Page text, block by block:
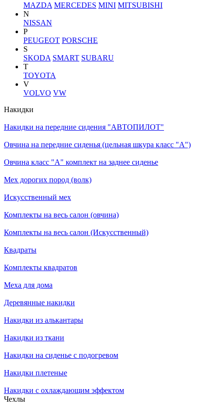
MAZDA MERCEDES MINI MITSUBISHI
N
NISSAN
P
PEUGEOT PORSCHE
S
SKODA SMART SUBARU
T
TOYOTA
V
VOLVO VW
Накидки
Накидки на передние сидения "АВТОПИЛОТ"
Овчина на передние сиденья (цельная шкура класс "А")
Овчина класс "А" комплект на заднее сиденье
Мех дорогих пород (волк)
Искусственный мех
Комплекты на весь салон (овчина)
Комплекты на весь салон (Искусственный)
Квадраты
Комплекты квадратов
Меха для дома
Деревянные накидки
Накидки из алькантары
Накидки из ткани
Накидки на сиденье с подогревом
Накидки плетеные
Накидки с охлаждающим эффектом
Чехлы